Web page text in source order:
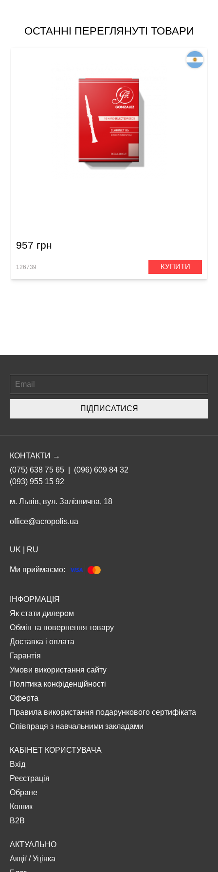
ОСТАННІ ПЕРЕГЛЯНУТІ ТОВАРИ
957 грн
126739 КУПИТИ
ПІДПИСАТИСЯ
КОНТАКТИ →
(075) 638 75 65
(096) 609 84 32
(093) 955 15 92
м. Львів, вул. Залізнична, 18
office@acropolis.ua
UK RU
Ми приймаємо:
ІНФОРМАЦІЯ
Як стати дилером
Обмін та повернення товару
Доставка і оплата
Гарантія
Умови використання сайту
Політика конфіденційності
Оферта
Правила використання подарункового сертифіката
Співпраця з навчальними закладами
КАБІНЕТ КОРИСТУВАЧА
Вхід
Реєстрація
Обране
Кошик
B2B
АКТУАЛЬНО
Акції/Уцінка